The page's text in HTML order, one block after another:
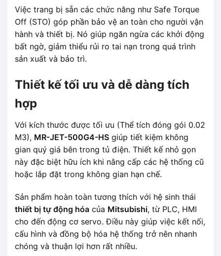
Việc trang bị sẵn các chức năng như Safe Torque
Off (STO) góp phần bảo vệ an toàn cho người vận
hành và thiết bị. Nó giúp ngăn ngừa các khởi động
bất ngờ, giảm thiểu rủi ro tai nạn trong quá trình
sản xuất và bảo trì.
Thiết kế tối ưu và dễ dàng tích
hợp
Với kích thước được tối ưu (Thể tích đóng gói 0.02
M3), MR-JET-500G4-HS giúp tiết kiệm không
gian quý giá bên trong tủ điện. Thiết kế nhỏ gọn
này đặc biệt hữu ích khi nâng cấp các hệ thống cũ
hoặc lắp đặt trong không gian hạn chế.
Sản phẩm hoàn toàn tương thích với hệ sinh thái
thiết bị tự động hóa của Mitsubishi, từ PLC, HMI
cho đến động cơ servo. Điều này giúp việc kết nối,
cấu hình và đồng bộ hóa hệ thống trở nên nhanh
chóng và thuận lợi hơn rất nhiều.